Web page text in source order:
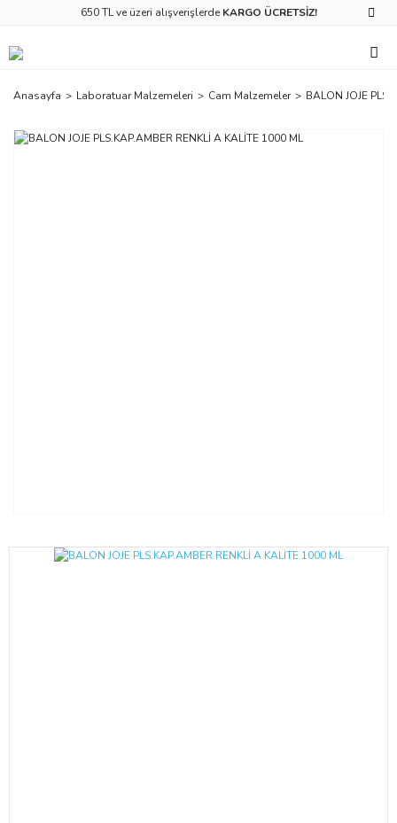
650 TL ve üzeri alışverişlerde KARGO ÜCRETSİZ!
Anasayfa Laboratuar Malzemeleri Cam Malzemeler BALON JOJE